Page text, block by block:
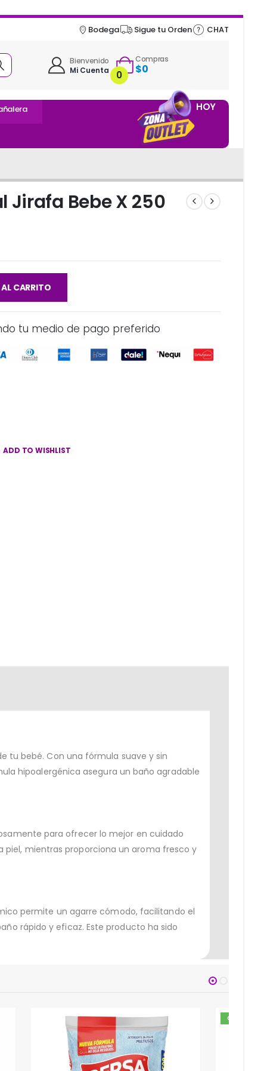
Bodega Sigue tu Orden CHAT
Bienvenido
Mi Cuenta
0
Compras
$0
HOY
Jirafa Bebe X 250
CARRITO
tu medio de pago preferido
ADD TO WISHLIST
tu bebé. Con una fórmula suave y sin
hipoalergénica asegura un baño agradable
para ofrecer lo mejor en cuidado
piel, mientras proporciona un aroma fresco y
permite un agarre cómodo, facilitando el
rápido y eficaz. Este producto ha sido
OFERTA